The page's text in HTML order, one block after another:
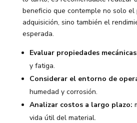
beneficio que contemple no solo el
adquisición, sino también el
esperada.
Evaluar propiedades
y fatiga.
Considerar el entorno de
humedad y corrosión.
Analizar costos a largo plazo:
vida útil del material.